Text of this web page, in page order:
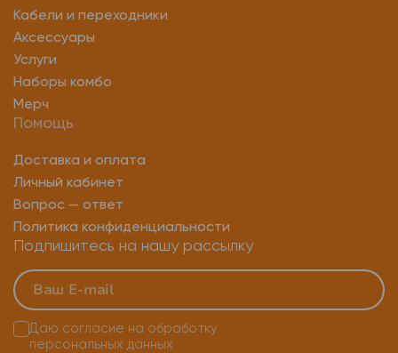
Кабели и переходники
Аксессуары
Услуги
Наборы комбо
Мерч
Помощь
Доставка и оплата
Личный кабинет
Вопрос — ответ
Политика конфиденциальности
Подпишитесь на нашу рассылку
Даю согласие на обработку
персональных данных